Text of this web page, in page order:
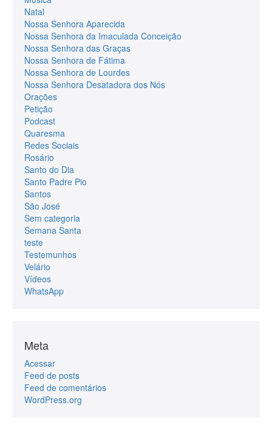
Natal
Nossa Senhora Aparecida
Nossa Senhora da Imaculada Conceição
Nossa Senhora das Graças
Nossa Senhora de Fátima
Nossa Senhora de Lourdes
Nossa Senhora Desatadora dos Nós
Orações
Petição
Podcast
Quaresma
Redes Sociais
Rosário
Santo do Dia
Santo Padre Pio
Santos
São José
Sem categoria
Semana Santa
teste
Testemunhos
Velário
Vídeos
WhatsApp
Meta
Acessar
Feed de posts
Feed de comentários
WordPress.org